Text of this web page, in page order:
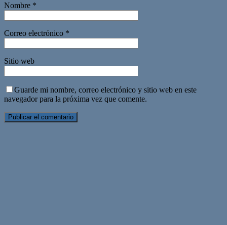
Nombre *
Correo electrónico *
Sitio web
Guarde mi nombre, correo electrónico y sitio web en este
navegador para la próxima vez que comente.